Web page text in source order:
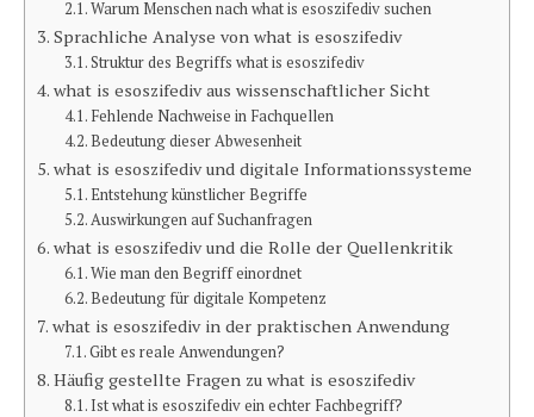
Warum Menschen nach what is esoszifediv suchen
Sprachliche Analyse von what is esoszifediv
Struktur des Begriffs what is esoszifediv
what is esoszifediv aus wissenschaftlicher Sicht
Fehlende Nachweise in Fachquellen
Bedeutung dieser Abwesenheit
what is esoszifediv und digitale Informationssysteme
Entstehung künstlicher Begriffe
Auswirkungen auf Suchanfragen
what is esoszifediv und die Rolle der Quellenkritik
Wie man den Begriff einordnet
Bedeutung für digitale Kompetenz
what is esoszifediv in der praktischen Anwendung
Gibt es reale Anwendungen?
Häufig gestellte Fragen zu what is esoszifediv
Ist what is esoszifediv ein echter Fachbegriff?